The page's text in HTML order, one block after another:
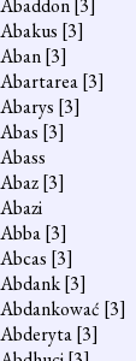
Abaddon[3]
Abakus [3]
Aban[3]
Abartarea[3]
Abarys [3]
Abas [3]
Abass
Abaz[3]
Abazi
Abba[3]
Abcas [3]
Abdank[3]
Abdankować [3]
Abderyta[3]